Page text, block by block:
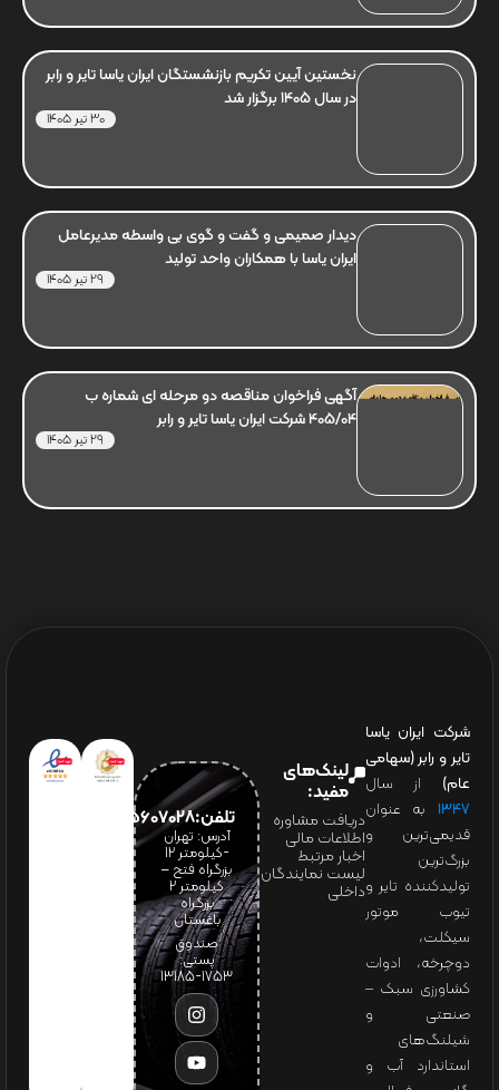
نخستین آیین تکریم بازنشستگان ایران یاسا تایر و رابر
در سال 1405 برگزار شد
30 تیر 1405
دیدار صمیمی و گفت و گوی بی واسطه مدیرعامل
ایران یاسا با همکاران واحد تولید
29 تیر 1405
آگهی فراخوان مناقصه دو مرحله ای شماره ب
405/04 شرکت ایران یاسا تایر و رابر
29 تیر 1405
شرکت ایران یاسا
تایر و رابر (سهامی
عام) از سال
۱۳۴۷ به عنوان
قدیمی‌ترین و
بزرگ‌ترین
تولیدکننده تایر و
تیوب موتور
سیکلت،
دوچرخه، ادوات
کشاورزی سبک –
صنعتی و
شیلنگ‌های
استاندارد آب و
لینک‌های
مفید:
دریافت مشاوره
اطلاعات مالی
اخبار مرتبط
لیست نمایندگان
داخلی
تلفن:65607028(021)
آدرس: تهران
-کیلومتر 12
بزرگراه فتح –
کیلومتر ۲
بزرگراه
باغستان
صندوق
پستی:
1753-13185